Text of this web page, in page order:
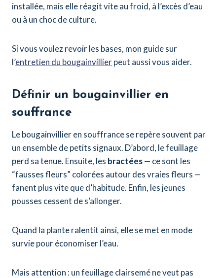
installée, mais elle réagit vite au froid, à l’excès d’eau
ou à un choc de culture.
Si vous voulez revoir les bases, mon guide sur
l’entretien du bougainvillierpeut aussi vous aider.
Définir un bougainvillier en
souffrance
Le bougainvillier en souffrance se repère souvent par
un ensemble de petits signaux. D’abord, le feuillage
perd sa tenue. Ensuite, les bractées— ce sont les
“fausses fleurs” colorées autour des vraies fleurs —
fanent plus vite que d’habitude. Enfin, les jeunes
pousses cessent de s’allonger.
Quand la plante ralentit ainsi, elle se met en mode
survie pour économiser l’eau.
Mais attention : un feuillage clairsemé ne veut pas